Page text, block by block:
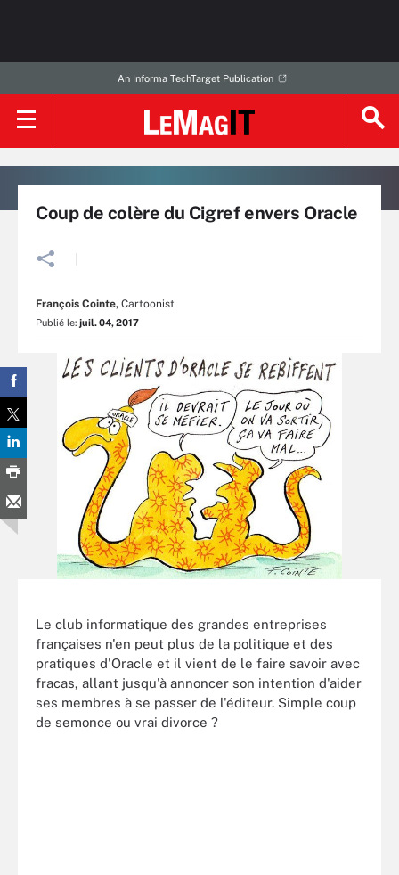
An Informa TechTarget Publication
Coup de colère du Cigref envers Oracle
François Cointe, Cartoonist
Publié le: juil. 04, 2017
Le club informatique des grandes entreprises
françaises n'en peut plus de la politique et des
pratiques d'Oracle et il vient de le faire savoir avec
fracas, allant jusqu'à annoncer son intention d'aider
ses membres à se passer de l'éditeur. Simple coup
de semonce ou vrai divorce ?